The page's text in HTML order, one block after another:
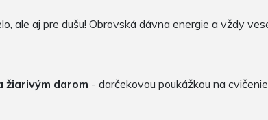
ale aj pre dušu! Obrovská dávna energie a vždy
žiarivým darom - darčekovou poukážkou na